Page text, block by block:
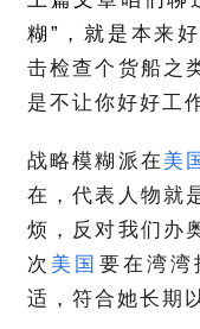
糊”，就是 本来
击检查个货船之
是不让你好好工
战略模糊派在 美
在，代表人物就
烦，反对我们办
次 美国 要在湾湾
适，符合她长期